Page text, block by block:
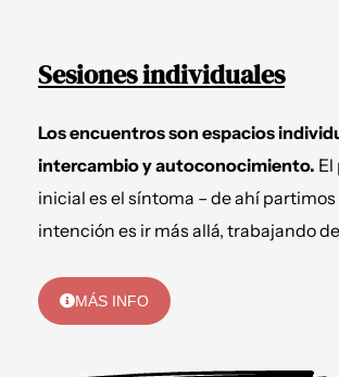
Sesiones individuales
Los encuentros son espacios
intercambio y autoconocimiento.
inicial es el síntoma – de ahí partimos
intención es ir más allá, trabajando
MÁS INFO